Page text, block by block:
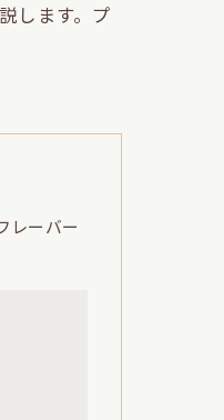
します。プ
レーバー